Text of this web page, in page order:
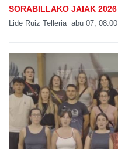
SORABILLAKO JAIAK 2026
Lide Ruiz Telleria abu 07, 08:00